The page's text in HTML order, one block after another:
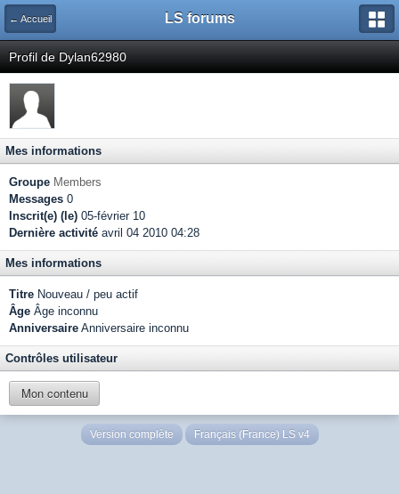
← Accueil LS forums
Profil de Dylan62980
Mes informations
Groupe Members
Messages 0
Inscrit(e) (le) 05-février 10
Dernière activité avril 04 2010 04:28
Mes informations
Titre Nouveau / peu actif
Âge Âge inconnu
Anniversaire Anniversaire inconnu
Contrôles utilisateur
Mon contenu
Version complète Français (France) LS v4